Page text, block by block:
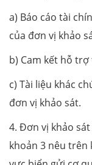
a) Báo cáo tài
của đơn vị khảo
b) Cam kết hỗ
c) Tài liệu khác
đơn vị khảo sát.
4. Đơn vị khảo
khoản 3 nêu trên